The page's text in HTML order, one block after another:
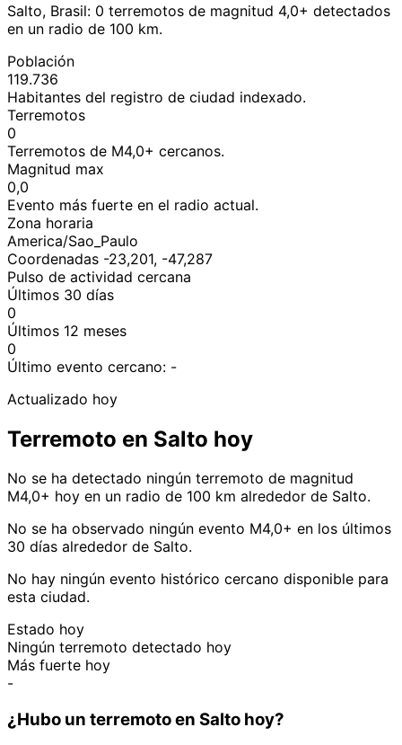
Salto, Brasil: 0 terremotos de magnitud 4,0+ detectados
en un radio de 100 km.
Población
119.736
Habitantes del registro de ciudad indexado.
Terremotos
0
Terremotos de M4,0+ cercanos.
Magnitud max
0,0
Evento más fuerte en el radio actual.
Zona horaria
America/Sao_Paulo
Coordenadas -23,201, -47,287
Pulso de actividad cercana
Últimos 30 días
0
Últimos 12 meses
0
Último evento cercano: -
Actualizado hoy
Terremoto en Salto hoy
No se ha detectado ningún terremoto de magnitud
M4,0+ hoy en un radio de 100 km alrededor de Salto.
No se ha observado ningún evento M4,0+ en los últimos
30 días alrededor de Salto.
No hay ningún evento histórico cercano disponible para
esta ciudad.
Estado hoy
Ningún terremoto detectado hoy
Más fuerte hoy
-
¿Hubo un terremoto en Salto hoy?